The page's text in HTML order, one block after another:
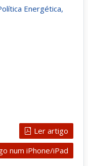
Energética,
Ler artigo
num iPhone/iPad